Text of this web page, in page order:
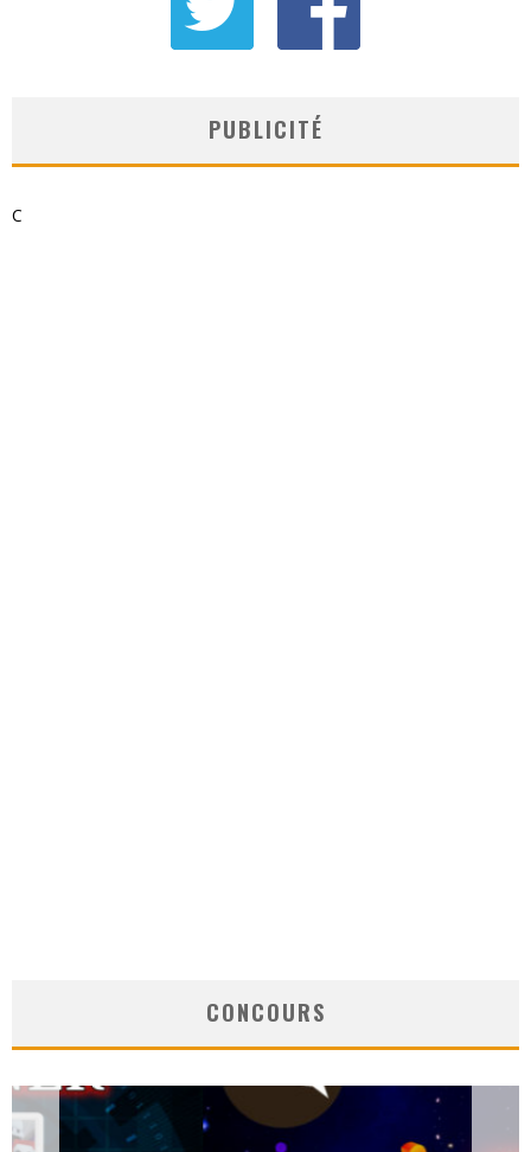
PUBLICITÉ
C
CONCOURS